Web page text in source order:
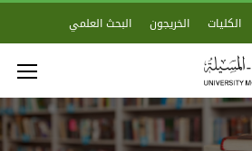
الكليات الخريجون البحث العلمي